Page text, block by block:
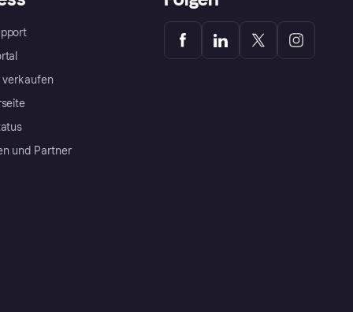
verkaufen
und Partner